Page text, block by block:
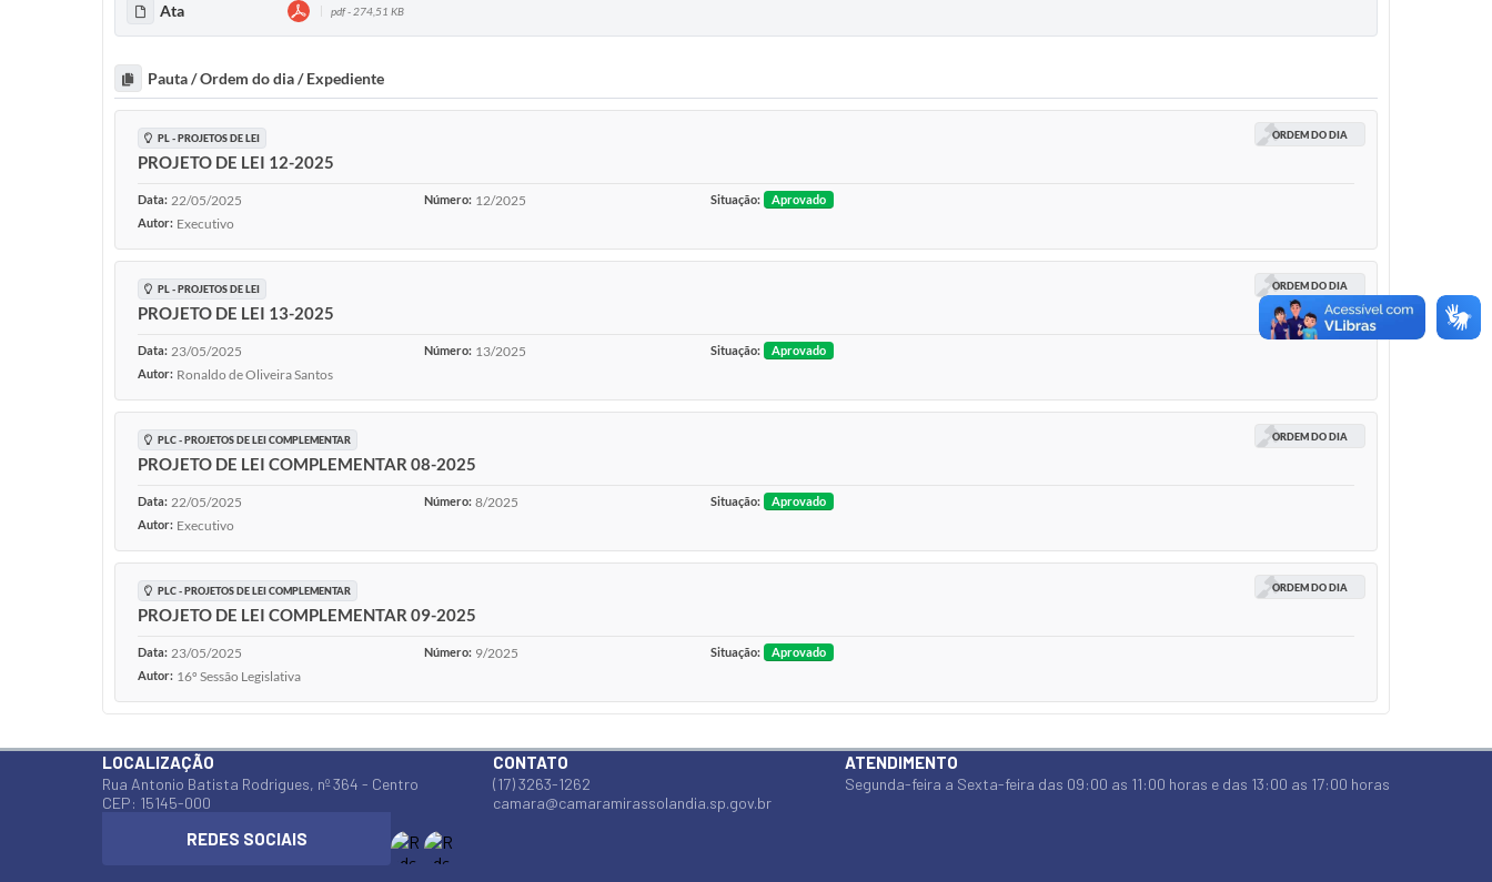
Ata pdf - 274,51 KB
Pauta / Ordem do dia / Expediente
PL - PROJETOS DE LEI
PROJETO DE LEI 12-2025
Data: 22/05/2025 Número: 12/2025 Situação:
Aprovado
Autor: Executivo
ORDEM DO DIA
PL - PROJETOS DE LEI
PROJETO DE LEI 13-2025
Data: 23/05/2025 Número: 13/2025 Situação:
Aprovado
Autor: Ronaldo de Oliveira Santos
ORDEM DO DIA
PLC - PROJETOS DE LEI COMPLEMENTAR
PROJETO DE LEI COMPLEMENTAR 08-2025
Data: 22/05/2025 Número: 8/2025 Situação:
Aprovado
Autor: Executivo
ORDEM DO DIA
PLC - PROJETOS DE LEI COMPLEMENTAR
PROJETO DE LEI COMPLEMENTAR 09-2025
Data: 23/05/2025 Número: 9/2025 Situação:
Aprovado
Autor: 16º Sessão Legislativa
ORDEM DO DIA
LOCALIZAÇÃO
Rua Antonio Batista Rodrigues, nº 364 - Centro
CEP: 15145-000
CONTATO
(17) 3263-1262
camara@camaramirassolandia.sp.gov.br
ATENDIMENTO
Segunda-feira a Sexta-feira das 09:00 as 11:00 horas e das 13:00 as 17:00 horas